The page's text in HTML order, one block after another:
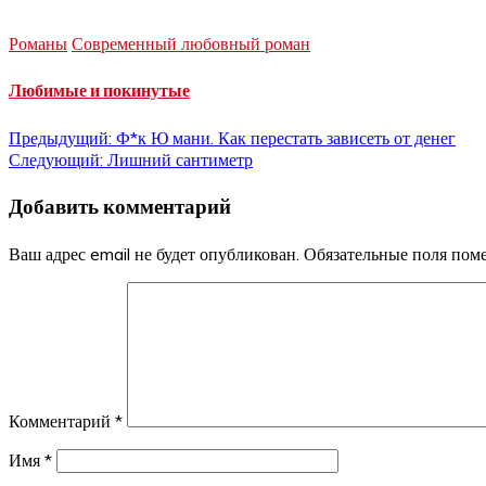
Романы Современный любовный роман
Любимые и покинутые
Навигация
записям
Предыдущий: Ф*к Ю мани. Как перестать зависеть от денег
Следующий: Лишний сантиметр
Добавить комментарий
Ваш адрес email не будет опубликован. Обязательные поля
Комментарий *
Имя *